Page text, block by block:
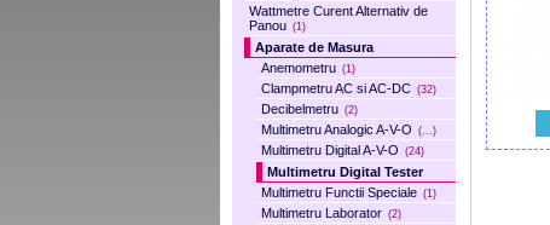
Wattmetre Curent Alternativ de
Panou (1)
Aparate de Masura
Anemometru (1)
Clampmetru AC si AC-DC (32)
Decibelmetru (2)
Multimetru Analogic A-V-O (...)
Multimetru Digital A-V-O (24)
Multimetru Digital Tester
Multimetru Functii Speciale (1)
Multimetru Laborator (2)